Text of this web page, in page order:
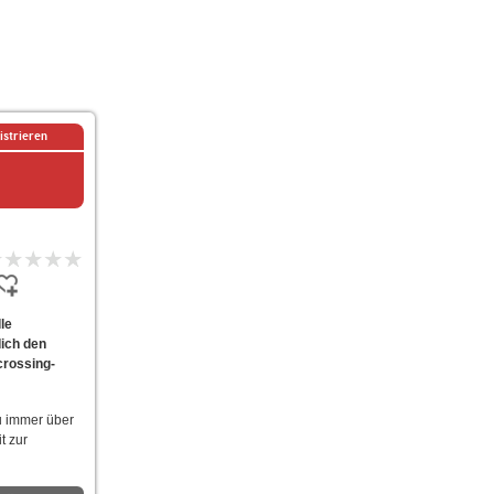
den
immer über
zur